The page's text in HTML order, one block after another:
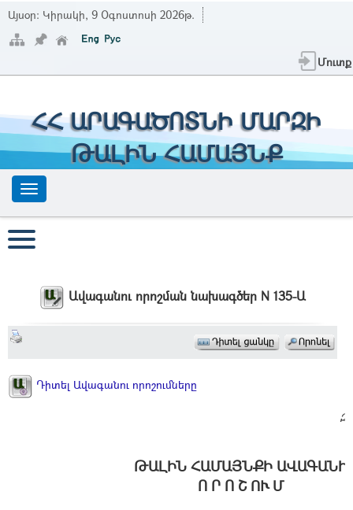
Այսօր: Կիրակի, 9 Օգոստոսի 2026թ.
Մուտք
ՀՀ ԱՐԱԳԱԾՈՏՆԻ ՄԱՐԶԻ
ԹԱԼԻՆ ՀԱՄԱՅՆՔ
Ավագանու որոշման նախագծեր N 135-Ա
Դիտել Ավագանու որոշումները
ԹԱԼԻՆ ՀԱՄԱՅՆՔԻ ԱՎԱԳԱՆԻ
Ո Ր Ո Շ ՈՒ Մ